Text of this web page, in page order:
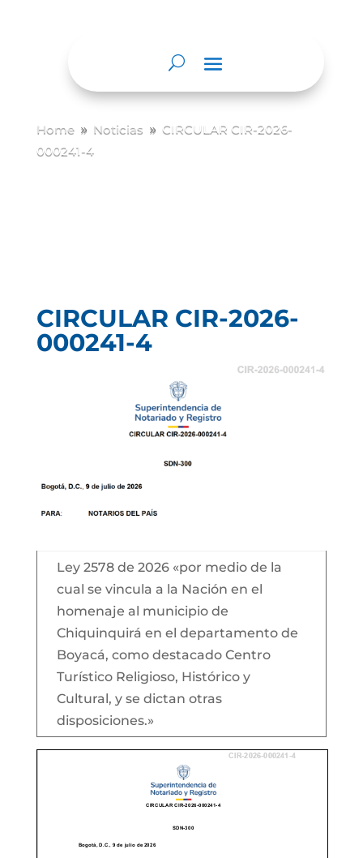
Home 9 Noticias 9 CIRCULAR CIR-2026-
000241-4
CIRCULAR CIR-2026-
000241-4
Ley 2578 de 2026 «por medio de la
cual se vincula a la Nación en el
homenaje al municipio de
Chiquinquirá en el departamento de
Boyacá, como destacado Centro
Turístico Religioso, Histórico y
Cultural, y se dictan otras
disposiciones.»